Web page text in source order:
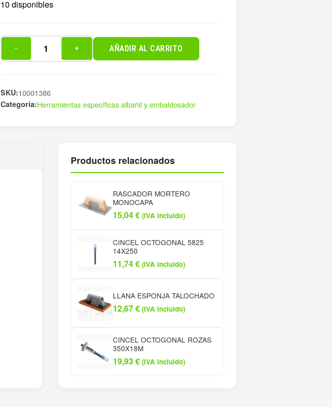
10 disponibles
OCTOGONA
cantidad
- + AÑADIR AL CARRITO
SKU:10001386
Categoría:Herramientas específicas albañil y embaldosador
Productos relacionados
RASCADOR MORTERO
MONOCAPA
15,04€ (IVA incluido)
CINCEL OCTOGONAL 5825
14X250
11,74€ (IVA incluido)
LLANA ESPONJA TALOCHADO
12,67€ (IVA incluido)
CINCEL OCTOGONAL ROZAS
350X18M
19,93€ (IVA incluido)